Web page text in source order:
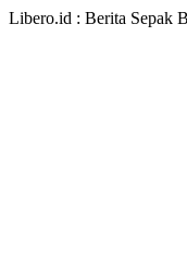
Libero.id : Berita Sepak